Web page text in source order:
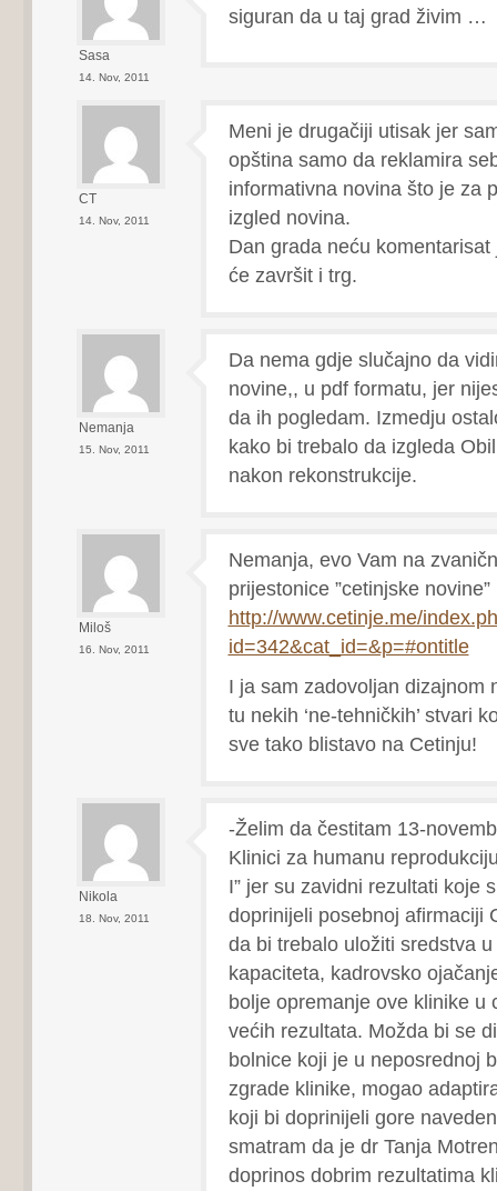
Sasa
14. Nov, 2011
siguran da u taj grad živim …
CT
14. Nov, 2011
Meni je drugačiji utisak jer
opština samo da reklamira
informativna novina što je za
izgled novina.
Dan grada neću
će završit i trg.
Nemanja
15. Nov, 2011
Da nema gdje slučajno da
novine,, u pdf formatu, jer
da ih pogledam. Izmedju
kako bi trebalo da izgleda
nakon rekonstrukcije.
Miloš
16. Nov, 2011
Nemanja, evo Vam na
prijestonice ”cetinjske
http://www.cetinje.me/
id=342&cat_id=&p=#ontitle
I ja sam zadovoljan
tu nekih ‘ne-tehničkih’ stvari
sve tako blistavo na Cetinju!
Nikola
18. Nov, 2011
-Želim da čestitam 13-
Klinici za humanu
I” jer su zavidni rezultati koje
doprinijeli posebnoj afirmaciji
da bi trebalo uložiti sredstva
kapaciteta, kadrovsko
bolje opremanje ove klinike u
većih rezultata. Možda bi se
bolnice koji je u neposrednoj
zgrade klinike, mogao
koji bi doprinijeli gore
smatram da je dr Tanja
doprinos dobrim rezultatima